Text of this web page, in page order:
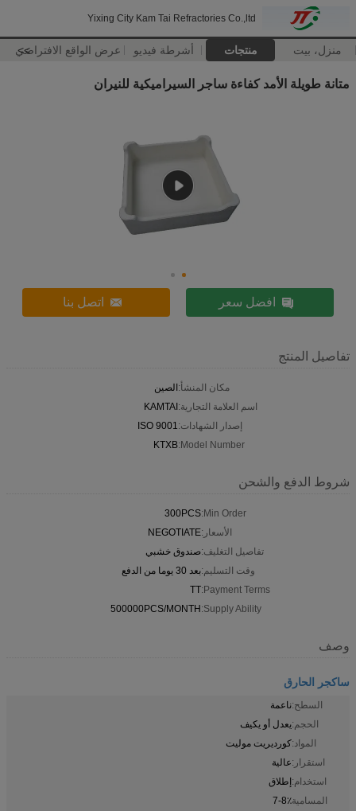
Yixing City Kam Tai Refractories Co.,ltd
منزل، بيت منتجات أشرطة فيديو عرض الواقع الافتراضي
>>
متانة طويلة الأمد كفاءة ساجر السيراميكية للنيران
افضل سعر اتصل بنا
تفاصيل المنتج
مكان المنشأ:الصين
اسم العلامة التجارية:KAMTAI
إصدار الشهادات:ISO 9001
Model Number:
KTXB
شروط الدفع والشحن
Min Order:
300PCS
الأسعار:NEGOTIATE
تفاصيل التغليف:صندوق خشبي
وقت التسليم:بعد 30 يوما من الدفع
Payment Terms:
TT
Supply Ability:
500000PCS/MONTH
وصف
ساكجر الحارق
السطح:ناعمة
الحجم:يعدل أو يكيف
المواد:كورديريت موليت
استقرار:عالية
استخدام:إطلاق
المسامية7-8٪